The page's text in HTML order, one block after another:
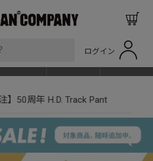
ログイン
】50周年 H.D. Track Pant